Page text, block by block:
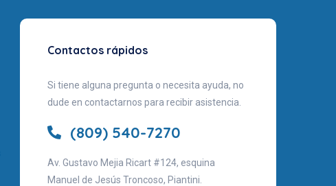
Contactos rápidos
Si tiene alguna pregunta o necesita ayuda, no
dude en contactarnos para recibir asistencia.
(809) 540-7270
Av. Gustavo Mejia Ricart #124, esquina
Manuel de Jesús Troncoso, Piantini.